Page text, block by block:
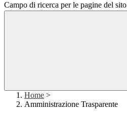
Campo di ricerca per le pagine del sito
Home >
Amministrazione Trasparente